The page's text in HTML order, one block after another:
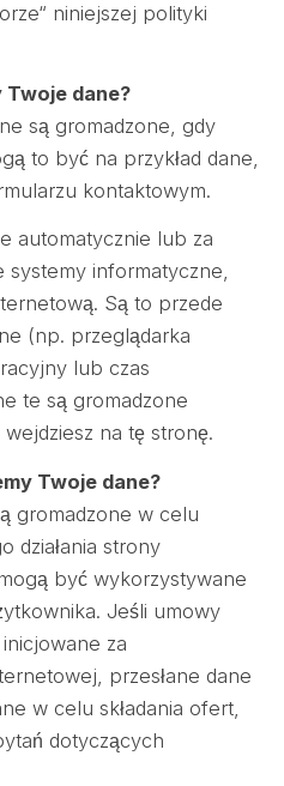
niniejszej polityki
dane?
są gromadzone, gdy
to być na przykład dane,
kontaktowym.
automatycznie lub za
systemy informatyczne,
Są to przede
(np. przeglądarka
lub czas
te są gromadzone
na tę stronę.
Twoje dane?
gromadzone w celu
działania strony
być wykorzystywane
Jeśli umowy
za
przesłane dane
w celu składania ofert,
dotyczących